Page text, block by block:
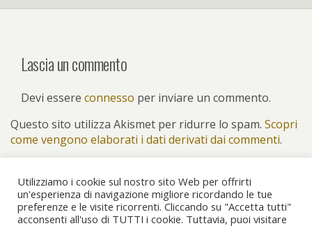
Lascia un commento
Devi essere connesso per inviare un commento.
Questo sito utilizza Akismet per ridurre lo spam. Scopri
come vengono elaborati i dati derivati dai commenti.
Torna su
Utilizziamo i cookie sul nostro sito Web per offrirti
un'esperienza di navigazione migliore ricordando le tue
preferenze e le visite ricorrenti. Cliccando su "Accetta tutti"
acconsenti all'uso di TUTTI i cookie. Tuttavia, puoi visitare